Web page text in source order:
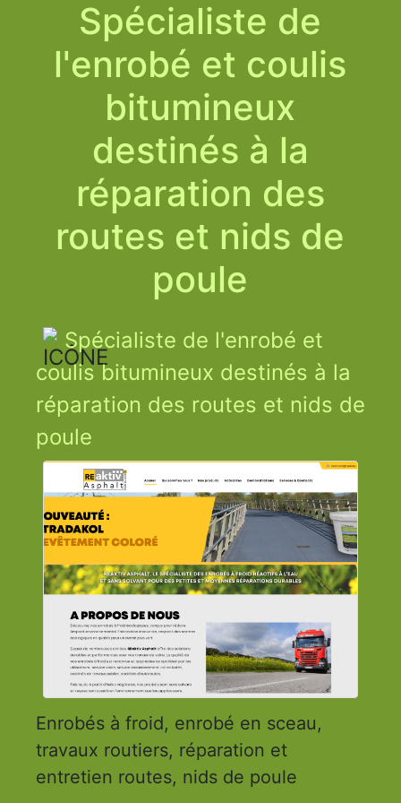
Spécialiste de
l'enrobé et coulis
bitumineux
destinés à la
réparation des
routes et nids de
poule
Spécialiste de l'enrobé et
coulis bitumineux destinés à la
réparation des routes et nids de
poule
Enrobés à froid, enrobé en sceau,
travaux routiers, réparation et
entretien routes, nids de poule